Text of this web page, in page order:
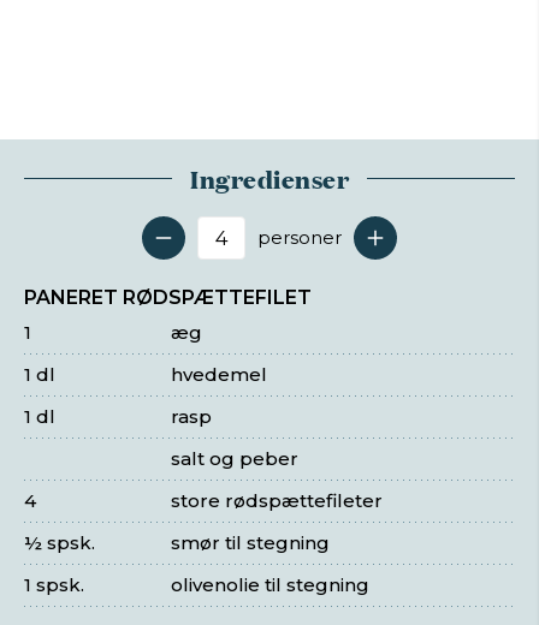
Ingredienser
Antal serveringer
personer
PANERET RØDSPÆTTEFILET
æg
1
hvedemel
1 dl
rasp
1 dl
salt og peber
store rødspættefileter
4
smør til stegning
½ spsk.
olivenolie til stegning
1 spsk.